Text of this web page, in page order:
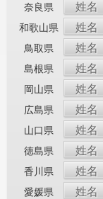
奈良県 姓名
和歌山県 姓名
鳥取県 姓名
島根県 姓名
岡山県 姓名
広島県 姓名
山口県 姓名
徳島県 姓名
香川県 姓名
愛媛県 姓名